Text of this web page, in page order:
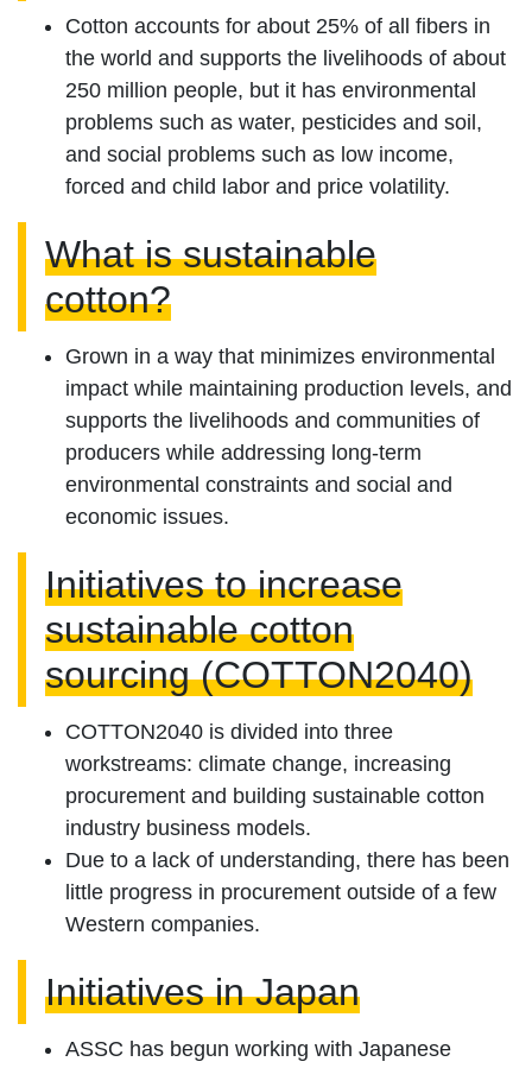
Cotton accounts for about 25% of all fibers in
the world and supports the livelihoods of about
250 million people, but it has environmental
problems such as water, pesticides and soil,
and social problems such as low income,
forced and child labor and price volatility.
What is sustainable
cotton?
Grown in a way that minimizes environmental
impact while maintaining production levels, and
supports the livelihoods and communities of
producers while addressing long-term
environmental constraints and social and
economic issues.
Initiatives to increase
sustainable cotton
sourcing (COTTON2040)
COTTON2040 is divided into three
workstreams: climate change, increasing
procurement and building sustainable cotton
industry business models.
Due to a lack of understanding, there has been
little progress in procurement outside of a few
Western companies.
Initiatives in Japan
ASSC has begun working with Japanese